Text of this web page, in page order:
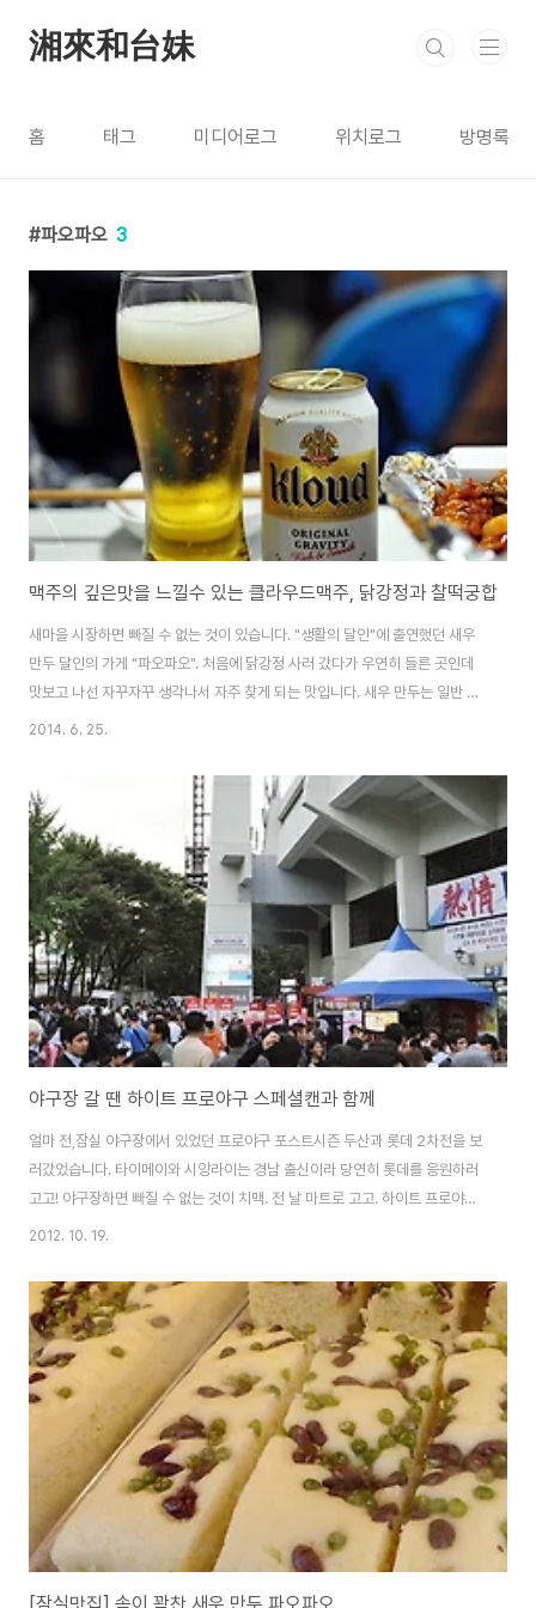
湘來和台妹
홈 태그 미디어로그 위치로그 방명록
파오파오 3
맥주의 깊은맛을 느낄수 있는 클라우드맥주, 닭강정과 찰떡궁합
새마을 시장하면 빠질 수 없는 것이 있습니다. "생활의 달인"에 출연했던 새우
만두 달인의 가게 "파오파오". 처음에 닭강정 사러 갔다가 우연히 들른 곳인데
맛보고 나선 자꾸자꾸 생각나서 자주 찾게 되는 맛입니다. 새우 만두는 일반 만
두와 달리 롤처럼 말려 있습니다.닭강정 사러 갔다가 닭강정만으로는 부족할
라우드 맥주와 안주 조합은 딱~좋네요.클라우드맥주가 전지현 맥주로도 유명
하죠. 중국 남방식 만두 훈툰(餛飩)처럼 피가 아주 얇다. 겉으로 보기에도 내용
물이 꽉꽉 차있습니다.새우만두는 중국 남방식 만두 훈툰(餛飩)처럼 피가 아주
얇습니다. 겉으로 보기에도 내용물이 꽉꽉 차있습니다. 한 입 베어무니 새우가
씹히면서 그냥 이름만 새우 ..
2014. 6. 25.
야구장 갈 땐 하이트 프로야구 스페셜캔과 함께
얼마 전,잠실 야구장에서 있었던 프로야구 포스트시즌 두산과 롯데 2차전을 보
러갔었습니다. 타이메이와 시앙라이는 경남 출신이라 당연히 롯데를 응원하러
고고! 야구장하면 빠질 수 없는 것이 치맥. 전 날 마트로 고고. 하이트 프로야구
스페셜 롯데 자이언츠캔으로 구매. 요즘 뼈도 없고 맛좋은 닭강정 사랑에 빠진
강정 깻잎 닭강정을 사기 위해서. 닭강정의 최고봉은 속초시장 닭집 목포점이
나 택배의 기다림없이 바로 사먹을 수 있는 닭강정 중에는 새마을 시장 깻잎 닭
강정이 최고이기에 새마을 시장 깻잎 닭강정 선택. 그리고 일반 치킨집 한마리
양의 大자가 만원에 불과한 착한 가격도 자랑하고 있습니다. 닭강정 튀김 반죽
에 깻잎이 들어가 왠지 야채..
2012. 10. 19.